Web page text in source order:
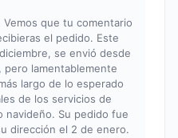
que tu comentario
el pedido. Este
se envió desde
pero lamentablemente
largo de lo esperado
de los servicios de
navideño. Su pedido fue
dirección el 2 de enero.